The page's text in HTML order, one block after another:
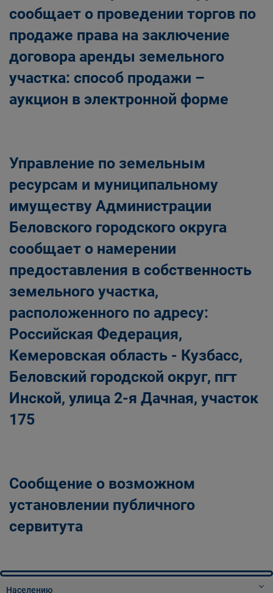
сообщает о проведении торгов по
продаже права на заключение
договора аренды земельного
участка: способ продажи –
аукцион в электронной форме
Управление по земельным
ресурсам и муниципальному
имуществу Администрации
Беловского городского округа
сообщает о намерении
предоставления в собственность
земельного участка,
расположенного по адресу:
Российская Федерация,
Кемеровская область - Кузбасс,
Беловский городской округ, пгт
Инской, улица 2-я Дачная, участок
175
Сообщение о возможном
установлении публичного
сервитута
Населению